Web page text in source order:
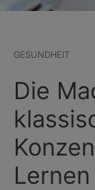
GESUNDHEIT
Die
Lernen